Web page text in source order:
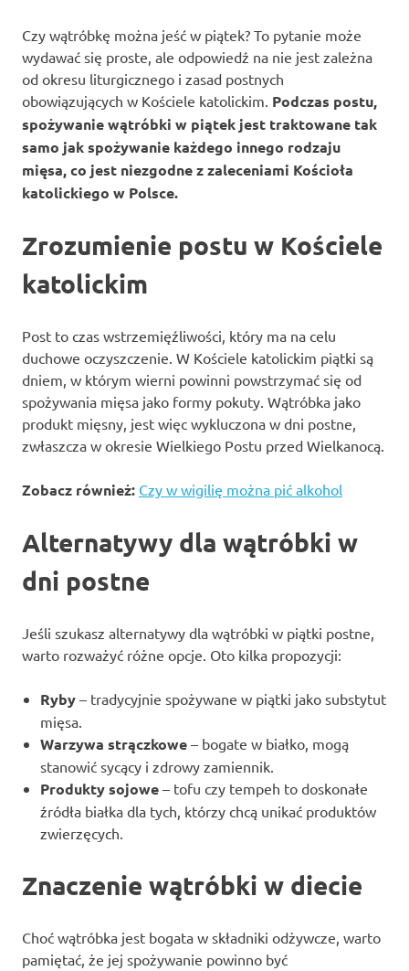
Czy wątróbkę można jeść w piątek? To pytanie może
wydawać się proste, ale odpowiedź na nie jest zależna
od okresu liturgicznego i zasad postnych
obowiązujących w Kościele katolickim. Podczas postu,
spożywanie wątróbki w piątek jest traktowane tak
samo jak spożywanie każdego innego rodzaju
mięsa, co jest niezgodne z zaleceniami Kościoła
katolickiego w Polsce.
Zrozumienie postu w Kościele
katolickim
Post to czas wstrzemięźliwości, który ma na celu
duchowe oczyszczenie. W Kościele katolickim piątki są
dniem, w którym wierni powinni powstrzymać się od
spożywania mięsa jako formy pokuty. Wątróbka jako
produkt mięsny, jest więc wykluczona w dni postne,
zwłaszcza w okresie Wielkiego Postu przed Wielkanocą.
Zobacz również: Czy w wigilię można pić alkohol
Alternatywy dla wątróbki w
dni postne
Jeśli szukasz alternatywy dla wątróbki w piątki postne,
warto rozważyć różne opcje. Oto kilka propozycji:
Ryby – tradycyjnie spożywane w piątki jako substytut
mięsa.
Warzywa strączkowe – bogate w białko, mogą
stanowić sycący i zdrowy zamiennik.
Produkty sojowe – tofu czy tempeh to doskonałe
źródła białka dla tych, którzy chcą unikać produktów
zwierzęcych.
Znaczenie wątróbki w diecie
Choć wątróbka jest bogata w składniki odżywcze, warto
pamiętać, że jej spożywanie powinno być